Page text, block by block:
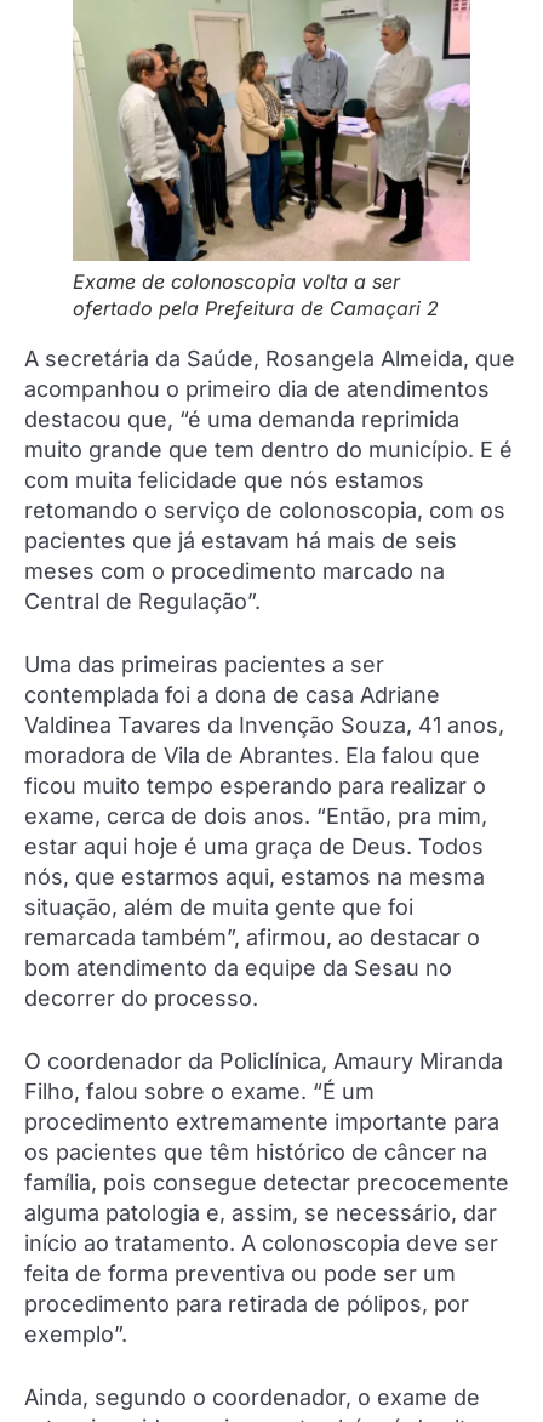
Exame de colonoscopia volta a ser
ofertado pela Prefeitura de Camaçari 2
A secretária da Saúde, Rosangela Almeida, que
acompanhou o primeiro dia de atendimentos
destacou que, “é uma demanda reprimida
muito grande que tem dentro do município. E é
com muita felicidade que nós estamos
retomando o serviço de colonoscopia, com os
pacientes que já estavam há mais de seis
meses com o procedimento marcado na
Central de Regulação”.
Uma das primeiras pacientes a ser
contemplada foi a dona de casa Adriane
Valdinea Tavares da Invenção Souza, 41 anos,
moradora de Vila de Abrantes. Ela falou que
ficou muito tempo esperando para realizar o
exame, cerca de dois anos. “Então, pra mim,
estar aqui hoje é uma graça de Deus. Todos
nós, que estarmos aqui, estamos na mesma
situação, além de muita gente que foi
remarcada também”, afirmou, ao destacar o
bom atendimento da equipe da Sesau no
decorrer do processo.
O coordenador da Policlínica, Amaury Miranda
Filho, falou sobre o exame. “É um
procedimento extremamente importante para
os pacientes que têm histórico de câncer na
família, pois consegue detectar precocemente
alguma patologia e, assim, se necessário, dar
início ao tratamento. A colonoscopia deve ser
feita de forma preventiva ou pode ser um
procedimento para retirada de pólipos, por
exemplo”.
Ainda, segundo o coordenador, o exame de